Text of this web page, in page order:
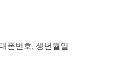
폰번호, 생년월일